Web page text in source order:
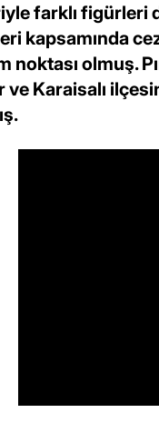
farklı figürleri
kapsamında
noktası olmuş.
ve Karaisalı